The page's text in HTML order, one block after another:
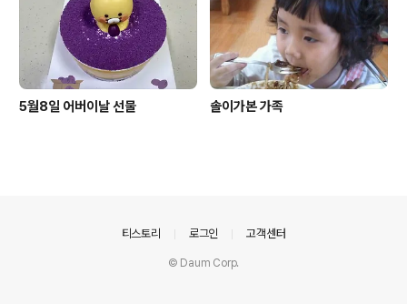
5월8일 어버이날 선물 솔이가본 가족
티스토리 로그인 고객센터
© Daum Corp.